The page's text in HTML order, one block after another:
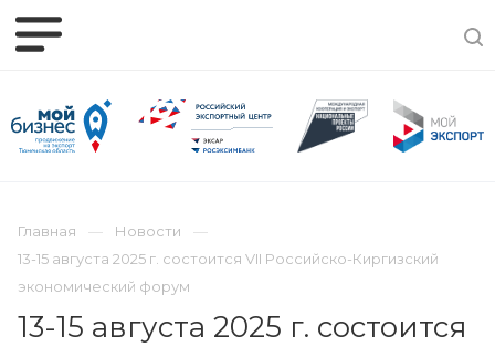
Главная
Новости
13-15 августа 2025 г. состоится VII Российско-Киргизский
экономический форум
13-15 августа 2025 г. состоится